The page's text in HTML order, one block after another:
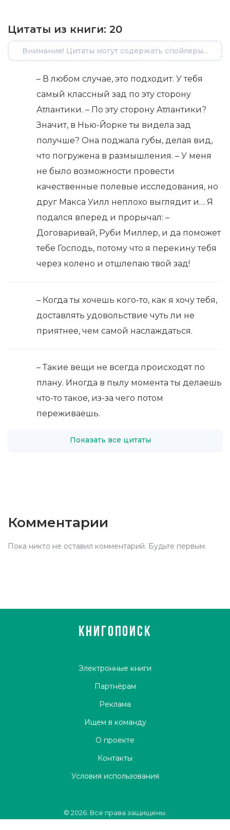
Цитаты из книги: 20
Внимание! Цитаты могут содержать спойлеры...
– В любом случае, это подходит. У тебя
самый классный зад по эту сторону
Атлантики. – По эту сторону Атлантики?
Значит, в Нью-Йорке ты видела зад
получше? Она поджала губы, делая вид,
что погружена в размышления. – У меня
не было возможности провести
качественные полевые исследования, но
друг Макса Уилл неплохо выглядит и… Я
подался вперед и прорычал: –
Договаривай, Руби Миллер, и да поможет
тебе Господь, потому что я перекину тебя
через колено и отшлепаю твой зад!
– Когда ты хочешь кого-то, как я хочу тебя,
доставлять удовольствие чуть ли не
приятнее, чем самой наслаждаться.
– Такие вещи не всегда происходят по
плану. Иногда в пылу момента ты делаешь
что-то такое, из-за чего потом
переживаешь.
Показать все цитаты
Комментарии
Пока никто не оставил комментарий. Будьте первым.
КНИГОПОИСК
Электронные книги
Партнёрам
Реклама
Ищем в команду
О проекте
Контакты
Условия использования
© 2026. Все права защищены.